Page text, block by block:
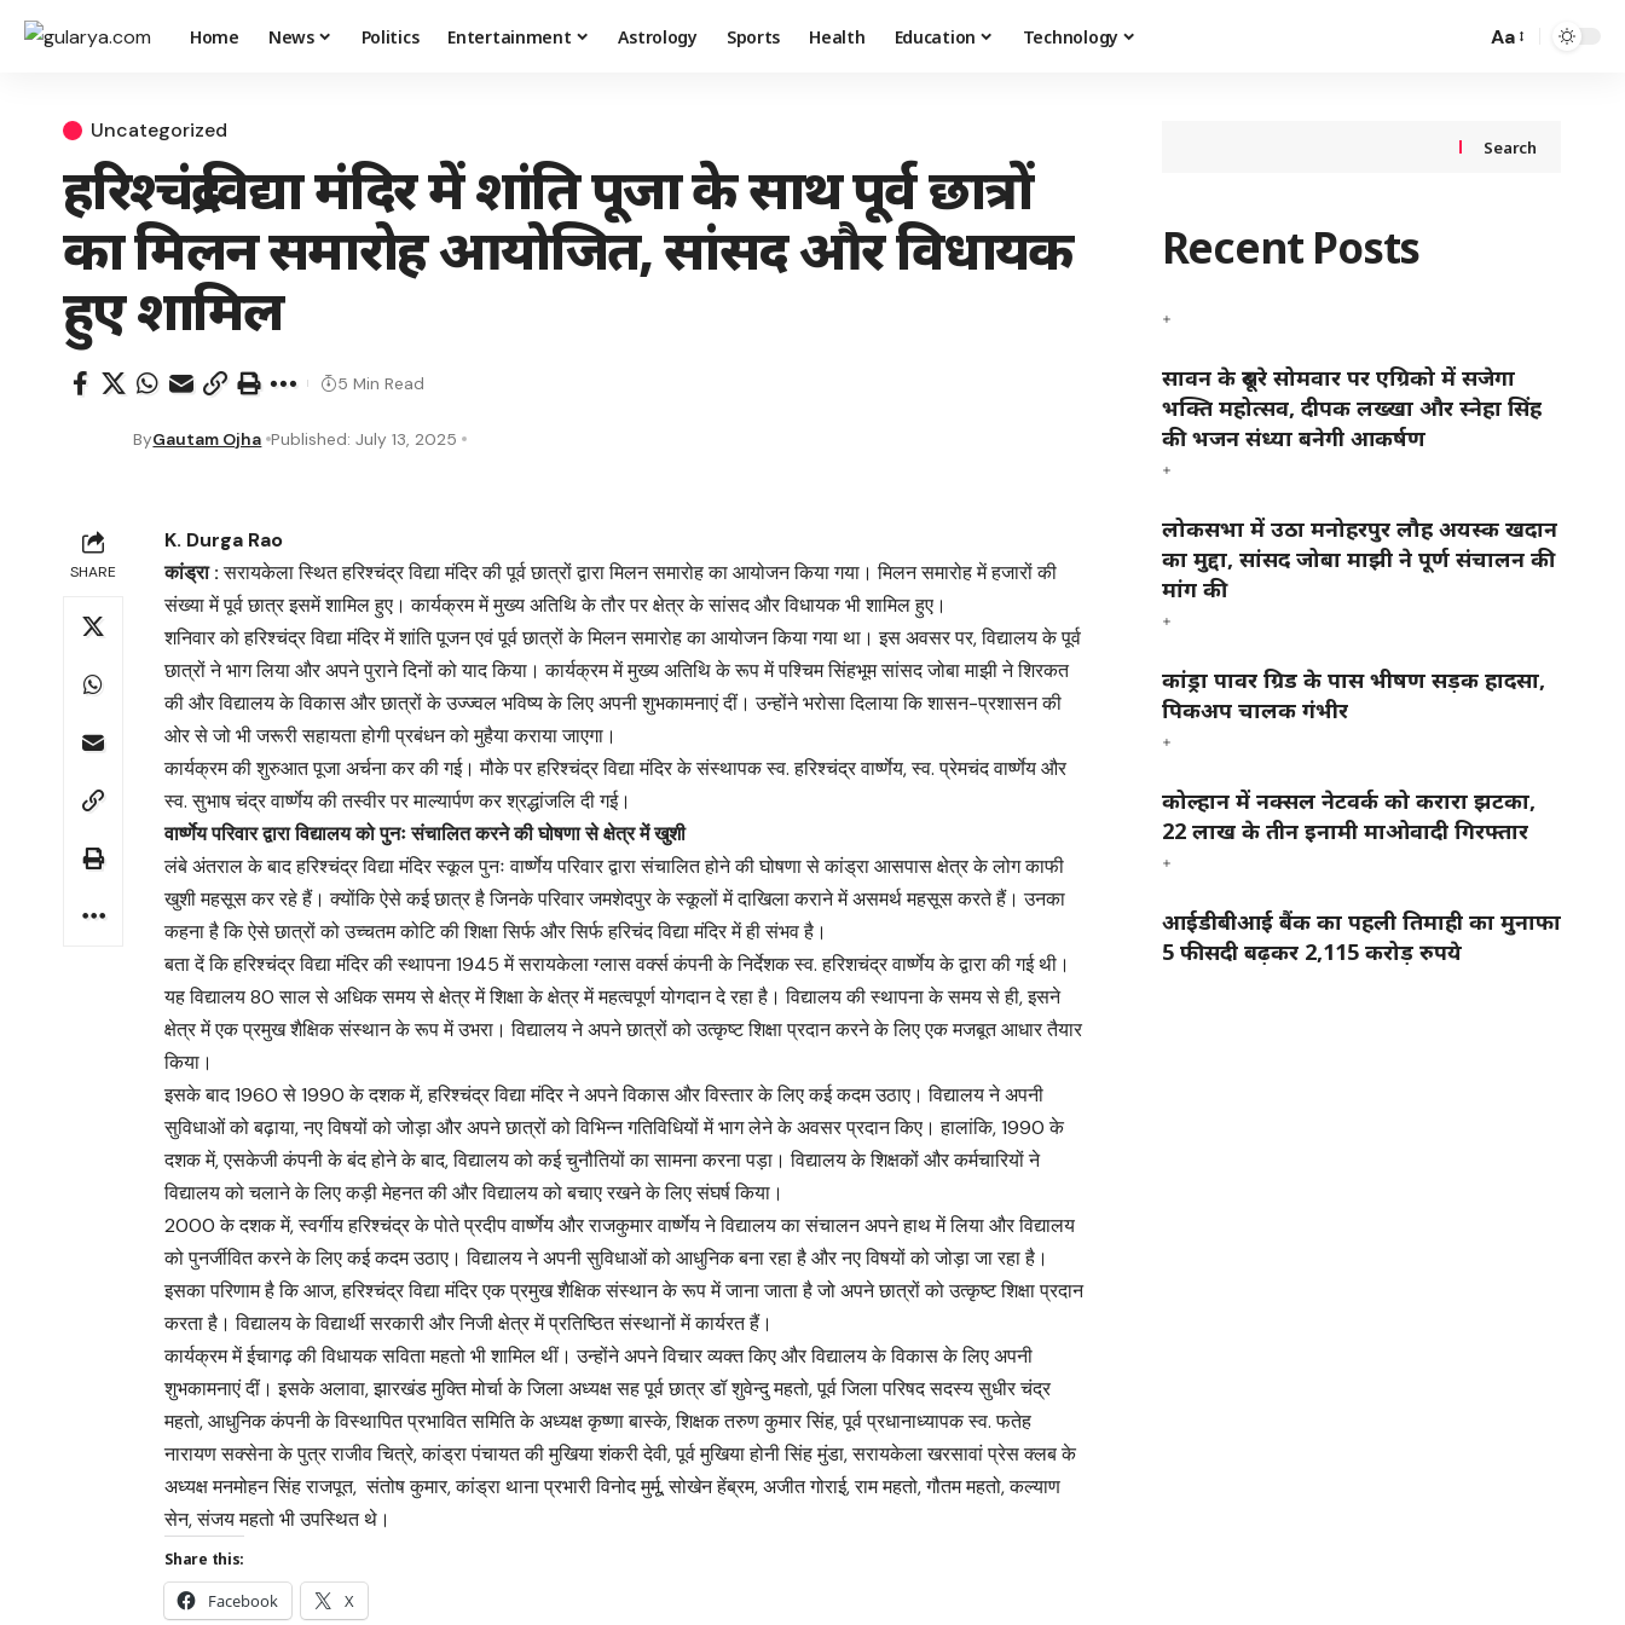
Home News Politics Entertainment Astrology Sports Health Education Technology Aa
Uncategorized
हरिश्चंद्र विद्या मंदिर में शांति पूजा के साथ पूर्व छात्रों
का मिलन समारोह आयोजित, सांसद और विधायक
हुए शामिल
ByGautam Ojha Published: July 13, 2025
5 Min Read
SHARE
K. Durga Rao
कांड्रा :सरायकेला स्थित हरिश्चंद्र विद्या मंदिर की पूर्व छात्रों द्वारा मिलन समारोह का आयोजन किया गया। मिलन समारोह में हजारों की
संख्या में पूर्व छात्र इसमें शामिल हुए। कार्यक्रम में मुख्य अतिथि के तौर पर क्षेत्र के सांसद और विधायक भी शामिल हुए।
शनिवार को हरिश्चंद्र विद्या मंदिर में शांति पूजन एवं पूर्व छात्रों के मिलन समारोह का आयोजन किया गया था। इस अवसर पर, विद्यालय के पूर्व
छात्रों ने भाग लिया और अपने पुराने दिनों को याद किया। कार्यक्रम में मुख्य अतिथि के रूप में पश्चिम सिंहभूम सांसद जोबा माझी ने शिरकत
की और विद्यालय के विकास और छात्रों के उज्ज्वल भविष्य के लिए अपनी शुभकामनाएं दीं। उन्होंने भरोसा दिलाया कि शासन-प्रशासन की
ओर से जो भी जरूरी सहायता होगी प्रबंधन को मुहैया कराया जाएगा।
कार्यक्रम की शुरुआत पूजा अर्चना कर की गई। मौके पर हरिश्चंद्र विद्या मंदिर के संस्थापक स्व. हरिश्चंद्र वार्ष्णेय, स्व. प्रेमचंद वार्ष्णेय और
स्व. सुभाष चंद्र वार्ष्णेय की तस्वीर पर माल्यार्पण कर श्रद्धांजलि दी गई।
वार्ष्णेय परिवार द्वारा विद्यालय को पुनः संचालित करने की घोषणा से क्षेत्र में खुशी
लंबे अंतराल के बाद हरिश्चंद्र विद्या मंदिर स्कूल पुनः वार्ष्णेय परिवार द्वारा संचालित होने की घोषणा से कांड्रा आसपास क्षेत्र के लोग काफी
खुशी महसूस कर रहे हैं। क्योंकि ऐसे कई छात्र है जिनके परिवार जमशेदपुर के स्कूलों में दाखिला कराने में असमर्थ महसूस करते हैं। उनका
कहना है कि ऐसे छात्रों को उच्चतम कोटि की शिक्षा सिर्फ और सिर्फ हरिचंद विद्या मंदिर में ही संभव है।
बता दें कि हरिश्चंद्र विद्या मंदिर की स्थापना 1945 में सरायकेला ग्लास वर्क्स कंपनी के निर्देशक स्व. हरिशचंद्र वार्ष्णेय के द्वारा की गई थी।
यह विद्यालय 80 साल से अधिक समय से क्षेत्र में शिक्षा के क्षेत्र में महत्वपूर्ण योगदान दे रहा है। विद्यालय की स्थापना के समय से ही, इसने
क्षेत्र में एक प्रमुख शैक्षिक संस्थान के रूप में उभरा। विद्यालय ने अपने छात्रों को उत्कृष्ट शिक्षा प्रदान करने के लिए एक मजबूत आधार तैयार
किया।
इसके बाद 1960 से 1990 के दशक में, हरिश्चंद्र विद्या मंदिर ने अपने विकास और विस्तार के लिए कई कदम उठाए। विद्यालय ने अपनी
सुविधाओं को बढ़ाया, नए विषयों को जोड़ा और अपने छात्रों को विभिन्न गतिविधियों में भाग लेने के अवसर प्रदान किए। हालांकि, 1990 के
दशक में, एसकेजी कंपनी के बंद होने के बाद, विद्यालय को कई चुनौतियों का सामना करना पड़ा। विद्यालय के शिक्षकों और कर्मचारियों ने
विद्यालय को चलाने के लिए कड़ी मेहनत की और विद्यालय को बचाए रखने के लिए संघर्ष किया।
2000 के दशक में, स्वर्गीय हरिश्चंद्र के पोते प्रदीप वार्ष्णेय और राजकुमार वार्ष्णेय ने विद्यालय का संचालन अपने हाथ में लिया और विद्यालय
को पुनर्जीवित करने के लिए कई कदम उठाए। विद्यालय ने अपनी सुविधाओं को आधुनिक बना रहा है और नए विषयों को जोड़ा जा रहा है।
इसका परिणाम है कि आज, हरिश्चंद्र विद्या मंदिर एक प्रमुख शैक्षिक संस्थान के रूप में जाना जाता है जो अपने छात्रों को उत्कृष्ट शिक्षा प्रदान
करता है। विद्यालय के विद्यार्थी सरकारी और निजी क्षेत्र में प्रतिष्ठित संस्थानों में कार्यरत हैं।
कार्यक्रम में ईचागढ़ की विधायक सविता महतो भी शामिल थीं। उन्होंने अपने विचार व्यक्त किए और विद्यालय के विकास के लिए अपनी
शुभकामनाएं दीं। इसके अलावा, झारखंड मुक्ति मोर्चा के जिला अध्यक्ष सह पूर्व छात्र डॉ शुवेन्दु महतो, पूर्व जिला परिषद सदस्य सुधीर चंद्र
महतो, आधुनिक कंपनी के विस्थापित प्रभावित समिति के अध्यक्ष कृष्णा बास्के, शिक्षक तरुण कुमार सिंह, पूर्व प्रधानाध्यापक स्व. फतेह
नारायण सक्सेना के पुत्र राजीव चित्रे, कांड्रा पंचायत की मुखिया शंकरी देवी, पूर्व मुखिया होनी सिंह मुंडा, सरायकेला खरसावां प्रेस क्लब के
अध्यक्ष मनमोहन सिंह राजपूत, संतोष कुमार, कांड्रा थाना प्रभारी विनोद मुर्मू, सोखेन हेंब्रम, अजीत गोराई, राम महतो, गौतम महतो, कल्याण
सेन, संजय महतो भी उपस्थित थे।
Share this:
Facebook X
Search
Recent Posts
सावन के दूसरे सोमवार पर एग्रिको में सजेगा
भक्ति महोत्सव, दीपक लख्खा और स्नेहा सिंह
की भजन संध्या बनेगी आकर्षण
लोकसभा में उठा मनोहरपुर लौह अयस्क खदान
का मुद्दा, सांसद जोबा माझी ने पूर्ण संचालन की
मांग की
कांड्रा पावर ग्रिड के पास भीषण सड़क हादसा,
पिकअप चालक गंभीर
कोल्हान में नक्सल नेटवर्क को करारा झटका,
22 लाख के तीन इनामी माओवादी गिरफ्तार
आईडीबीआई बैंक का पहली तिमाही का मुनाफा
5 फीसदी बढ़कर 2,115 करोड़ रुपये